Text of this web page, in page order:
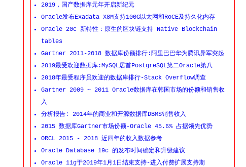
2019，国产数据库元年开启新纪元
Oracle发布Exadata X8M支持100G以太网和RoCE及持久化内存
Oracle 20c 新特性：原生的区块链支持 Native Blockchain
tables
Gartner 2011-2018 数据库份额排行:阿里巴巴华为腾讯异军突起
2019最受欢迎数据库:MySQL居首PostgreSQL第二Oracle第八
2018年最受程序员欢迎的数据库排行-Stack Overflow调查
Gartner 2009 ~ 2011 Oracle数据库在韩国市场的份额和销售收
入
分析报告: 2014年的商业和开源数据库DBMS销售收入
2015 数据库Gartner市场份额-Oracle 45.6% 占据领先优势
ORCL 2015 - 2018 近四年的收入数据参考
Oracle Database 19c 的发布时间确定和升级建议
Oracle 11g于2019年1月1日结束支持-进入付费扩展支持期